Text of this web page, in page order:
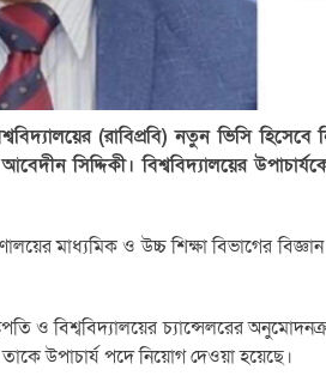
(রাবিপ্রবি) নতুন ভিসি
সিদ্দিকী। বিশ্ববিদ্যালয়ের
মাধ্যমিক ও উচ্চ শিক্ষা বিভাগের
ও বিশ্ববিদ্যালয়ের চ্যান্সেলরের
উপাচার্য পদে নিয়োগ দেওয়া হয়েছে।